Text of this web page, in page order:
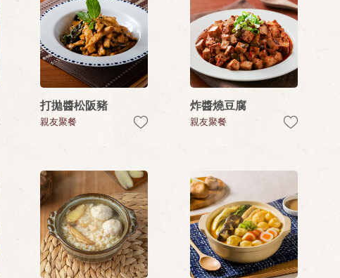
打拋醬松阪豬
親友聚餐
炸醬燒豆腐
親友聚餐